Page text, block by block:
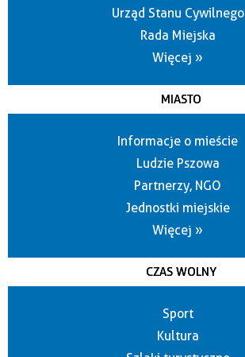
Urząd Stanu Cywilnego
Rada Miejska
Więcej »
MIASTO
Informacje o mieście
Ludzie Pszowa
Partnerzy, NGO
Jednostki miejskie
Więcej »
CZAS WOLNY
Sport
Kultura